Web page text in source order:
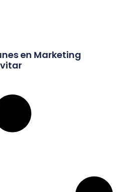
en Marketing